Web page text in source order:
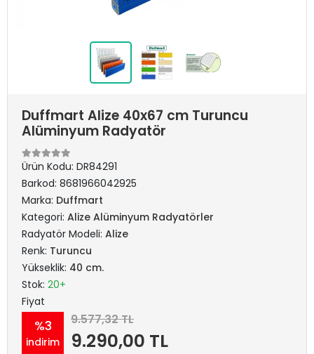
Duffmart Alize 40x67 cm Turuncu
Alüminyum Radyatör
Ürün Kodu: DR84291
Barkod: 8681966042925
Marka: Duffmart
Kategori: Alize Alüminyum Radyatörler
Radyatör Modeli: Alize
Renk: Turuncu
Yükseklik: 40 cm.
Stok: 20+
Fiyat
%3
indirim
9.577,32 TL
9.290,00 TL